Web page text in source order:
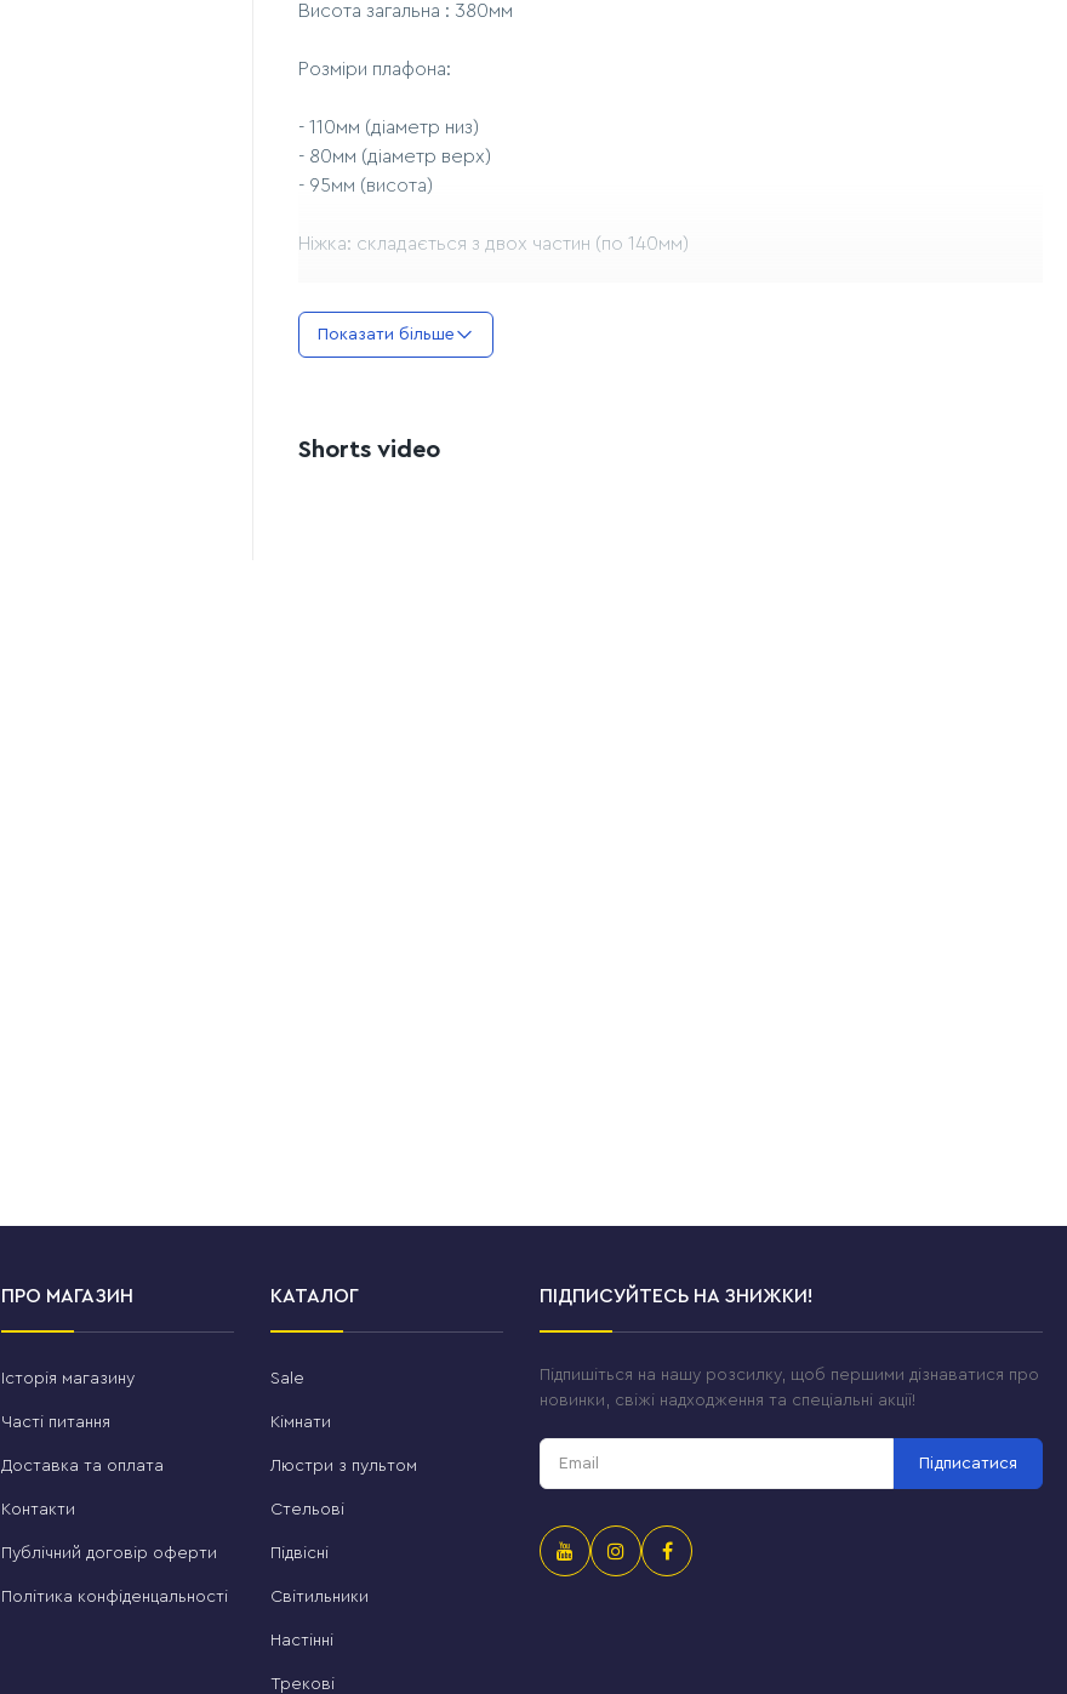
Висота загальна : 380мм
Розміри плафона:
- 110мм (діаметр низ)
- 80мм (діаметр верх)
- 95мм (висота)
Ніжка: складається з двох частин (по 140мм)
Температура світла (три режими): теплий, нейтральний, холодний
Показати більше
Shorts video
ПРО МАГАЗИН
Історія магазину
Часті питання
Доставка та оплата
Контакти
Публічний договір оферти
Політика конфіденцальності
КАТАЛОГ
Sale
Кімнати
Люстри з пультом
Стельові
Підвісні
Світильники
Настінні
Трекові
ПІДПИСУЙТЕСЬ НА ЗНИЖКИ!
Підпишіться на нашу розсилку, щоб першими дізнаватися про
новинки, свіжі надходження та спеціальні акції!
Підписатися